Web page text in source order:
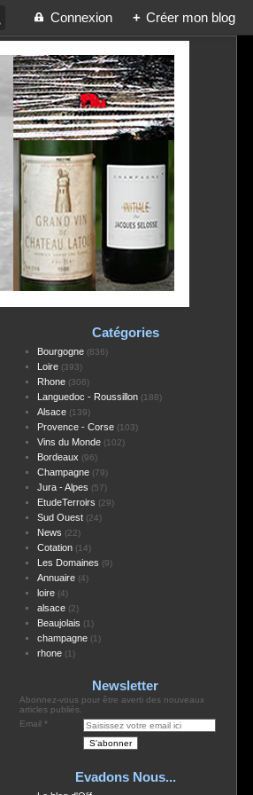
Connexion + Créer mon blog
Catégories
Bourgogne(836)
Loire(393)
Rhone(306)
Languedoc - Roussillon(188)
Alsace(139)
Provence - Corse(103)
Vins du Monde(102)
Bordeaux (96)
Champagne(79)
Jura - Alpes (57)
EtudeTerroirs (29)
Sud Ouest(24)
News (22)
Cotation(14)
Les Domaines (9)
Annuaire(4)
loire(4)
alsace(2)
Beaujolais (1)
champagne(1)
rhone(1)
Newsletter
Abonnez-vous pour être averti des nouveaux
articles publiés.
Email
Evadons Nous...